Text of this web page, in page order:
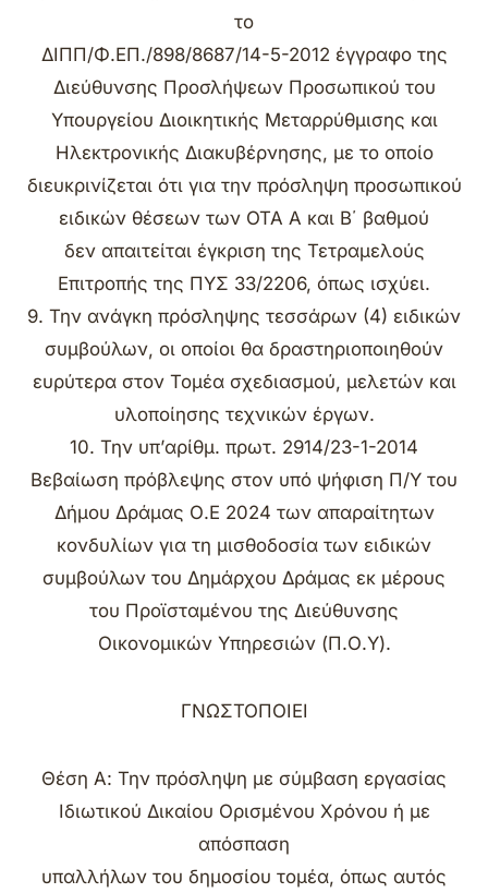
το
ΔΙΠΠ/Φ.ΕΠ./898/8687/14-5-2012 έγγραφο της
Διεύθυνσης Προσλήψεων Προσωπικού του
Υπουργείου Διοικητικής Μεταρρύθμισης και
Ηλεκτρονικής Διακυβέρνησης, με το οποίο
διευκρινίζεται ότι για την πρόσληψη προσωπικού
ειδικών θέσεων των ΟΤΑ Α και Β΄ βαθμού
δεν απαιτείται έγκριση της Τετραμελούς
Επιτροπής της ΠΥΣ 33/2206, όπως ισχύει.
9. Την ανάγκη πρόσληψης τεσσάρων (4) ειδικών
συμβούλων, οι οποίοι θα δραστηριοποιηθούν
ευρύτερα στον Τομέα σχεδιασμού, μελετών και
υλοποίησης τεχνικών έργων.
10. Την υπ’αρίθμ. πρωτ. 2914/23-1-2014
Βεβαίωση πρόβλεψης στον υπό ψήφιση Π/Υ του
Δήμου Δράμας Ο.Ε 2024 των απαραίτητων
κονδυλίων για τη μισθοδοσία των ειδικών
συμβούλων του Δημάρχου Δράμας εκ μέρους
του Προϊσταμένου της Διεύθυνσης
Οικονομικών Υπηρεσιών (Π.Ο.Υ).
ΓΝΩΣΤΟΠΟΙΕΙ
Θέση Α: Την πρόσληψη με σύμβαση εργασίας
Ιδιωτικού Δικαίου Ορισμένου Χρόνου ή με
απόσπαση
υπαλλήλων του δημοσίου τομέα, όπως αυτός